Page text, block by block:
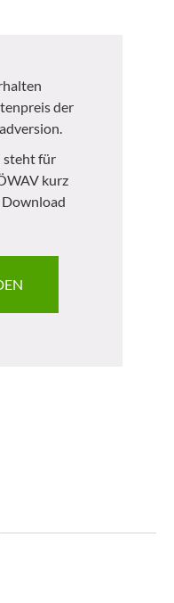
der
steht für
kurz
Download